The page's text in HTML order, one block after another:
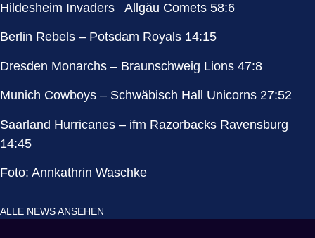
Hildesheim Invaders Allgäu Comets 58:6
Berlin Rebels – Potsdam Royals 14:15
Dresden Monarchs – Braunschweig Lions 47:8
Munich Cowboys – Schwäbisch Hall Unicorns 27:52
Saarland Hurricanes – ifm Razorbacks Ravensburg
14:45
Foto: Annkathrin Waschke
ALLE NEWS ANSEHEN